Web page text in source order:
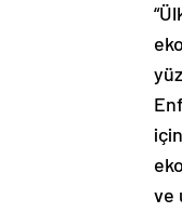
ve